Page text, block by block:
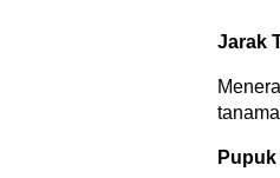
Jarak